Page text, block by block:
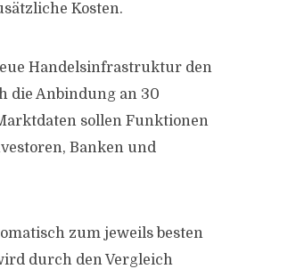
Kosten.
Handelsinfrastruktur den
die Anbindung an 30
sollen Funktionen
Banken und
zum jeweils besten
durch den Vergleich